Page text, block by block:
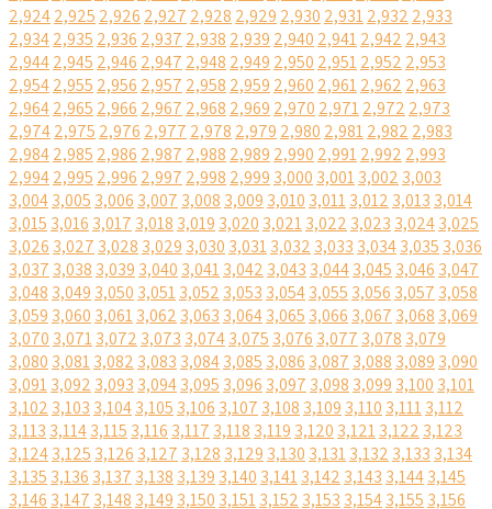
2,9242,925 2,926 2,927 2,928 2,929 2,930 2,9312,932 2,933
2,9342,935 2,936 2,937 2,938 2,939 2,940 2,9412,942 2,943
2,9442,945 2,946 2,947 2,948 2,949 2,950 2,9512,952 2,953
2,9542,955 2,956 2,957 2,958 2,959 2,960 2,9612,962 2,963
2,9642,965 2,966 2,967 2,968 2,969 2,970 2,9712,972 2,973
2,9742,975 2,976 2,977 2,978 2,979 2,980 2,9812,982 2,983
2,9842,985 2,986 2,987 2,988 2,989 2,990 2,9912,992 2,993
2,9942,995 2,996 2,997 2,998 2,999 3,000 3,0013,002 3,003
3,0043,005 3,006 3,007 3,008 3,009 3,010 3,0113,012 3,013 3,014
3,015 3,016 3,017 3,018 3,019 3,020 3,0213,022 3,023 3,0243,025
3,026 3,027 3,028 3,029 3,030 3,0313,032 3,033 3,0343,035 3,036
3,037 3,038 3,039 3,040 3,0413,042 3,043 3,0443,045 3,046 3,047
3,048 3,049 3,050 3,0513,052 3,053 3,0543,055 3,056 3,057 3,058
3,059 3,060 3,0613,062 3,063 3,0643,065 3,066 3,067 3,068 3,069
3,070 3,0713,072 3,073 3,0743,075 3,076 3,077 3,078 3,079
3,080 3,0813,082 3,083 3,0843,085 3,086 3,087 3,088 3,089 3,090
3,0913,092 3,093 3,0943,095 3,096 3,097 3,098 3,099 3,100 3,101
3,102 3,103 3,1043,105 3,106 3,107 3,108 3,109 3,110 3,1113,112
3,113 3,1143,115 3,116 3,117 3,118 3,119 3,120 3,1213,122 3,123
3,1243,125 3,126 3,127 3,128 3,129 3,130 3,1313,132 3,133 3,134
3,135 3,136 3,137 3,138 3,139 3,140 3,1413,142 3,143 3,1443,145
3,146 3,147 3,148 3,149 3,150 3,1513,152 3,153 3,1543,155 3,156